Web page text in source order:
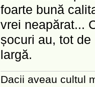
foarte bună
vrei neapărat...
șocuri au, tot
largă.
Dacii aveau cultul